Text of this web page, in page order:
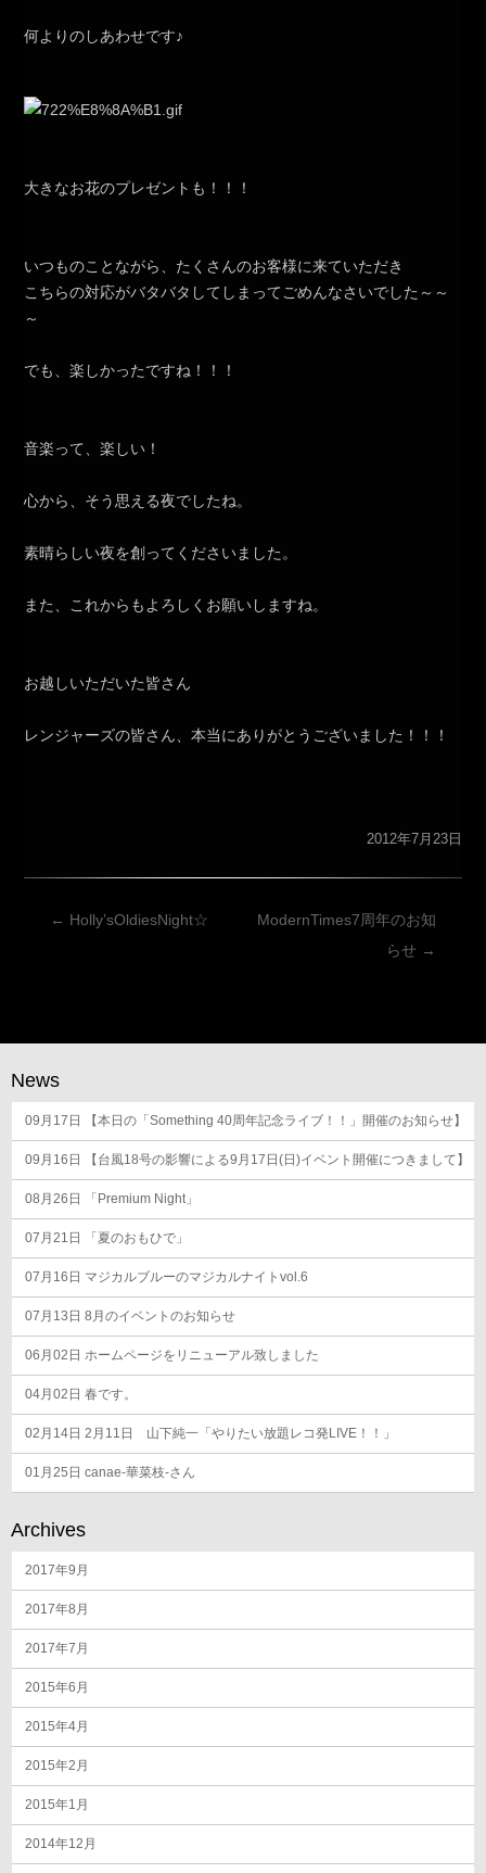
何よりのしあわせです♪
大きなお花のプレゼントも！！！
いつものことながら、たくさんのお客様に来ていただき
こちらの対応がバタバタしてしまってごめんなさいでした～～
～
でも、楽しかったですね！！！
音楽って、楽しい！
心から、そう思える夜でしたね。
素晴らしい夜を創ってくださいました。
また、これからもよろしくお願いしますね。
お越しいただいた皆さん
レンジャーズの皆さん、本当にありがとうございました！！！
2012年7月23日
投
ゲ
ー
シ
ョ
ン
← Holly’sOldiesNight☆
ModernTimes7周年のお知
らせ →
News
09月17日 【本日の「Something 40周年記念ライブ！！」開催のお知らせ】
09月16日 【台風18号の影響による9月17日(日)イベント開催につきまして】
08月26日 「Premium Night」
07月21日 「夏のおもひで」
07月16日 マジカルブルーのマジカルナイトvol.6
07月13日 8月のイベントのお知らせ
06月02日 ホームページをリニューアル致しました
04月02日 春です。
02月14日 2月11日 山下純一「やりたい放題レコ発LIVE！！」
01月25日 canae-華菜枝-さん
Archives
2017年9月
2017年8月
2017年7月
2015年6月
2015年4月
2015年2月
2015年1月
2014年12月